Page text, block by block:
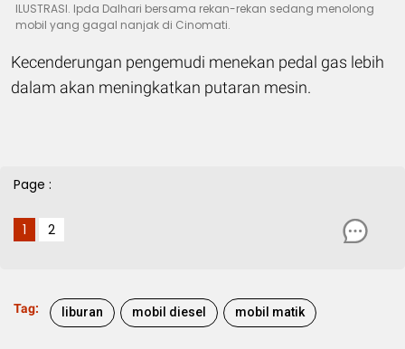
ILUSTRASI. Ipda Dalhari bersama rekan-rekan sedang menolong
mobil yang gagal nanjak di Cinomati.
Kecenderungan pengemudi menekan pedal gas lebih
dalam akan meningkatkan putaran mesin.
Page :
1 2
Tag: liburan mobil diesel mobil matik